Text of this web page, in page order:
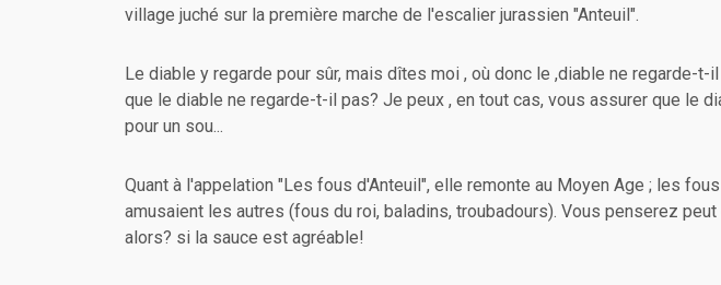
village juché sur la première marche de l'escalier jurassien "Anteuil".
Le diable y regarde pour sûr, mais dîtes moi , où donc le ,diable ne regarde-
que le diable ne regarde-t-il pas? Je peux , en tout cas, vous assurer que le
pour un sou...
Quant à l'appelation "Les fous d'Anteuil", elle remonte au Moyen Age ; les
amusaient les autres (fous du roi, baladins, troubadours). Vous penserez
alors? si la sauce est agréable!